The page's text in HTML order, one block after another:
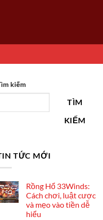
kiếm
TÌM
KIẾM
TỨC MỚI
Rồng Hổ 33Winds:
Cách chơi, luật cược
và mẹo vào tiền dễ
hiểu